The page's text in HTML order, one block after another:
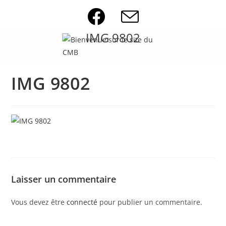
IMG 9802
IMG 9802
Laisser un commentaire
Vous devez êtreconnecté pour publier un commentaire.